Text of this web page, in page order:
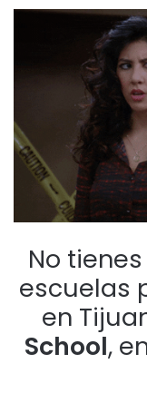
No
escuelas
en
School,